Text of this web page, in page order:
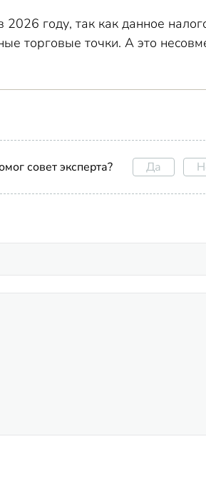
году, так как данное
торговые точки. А это
совет эксперта? Да